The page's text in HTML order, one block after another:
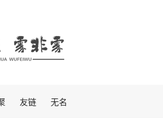
友链 无名